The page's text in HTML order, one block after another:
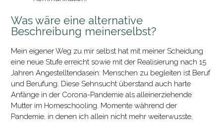
Was wäre eine alternative
Beschreibung meinerselbst?
Mein eigener Weg zu mir selbst hat mit meiner Scheidung
eine neue Stufe erreicht sowie mit der Realisierung nach 15
Jahren Angestelltendasein: Menschen zu begleiten ist Beruf
und Berufung. Diese Sehnsucht überstand auch harte
Anfänge in der Corona-Pandemie als alleinerziehende
Mutter im Homeschooling. Momente während der
Pandemie, in denen ich allein nicht mehr weiterwusste,